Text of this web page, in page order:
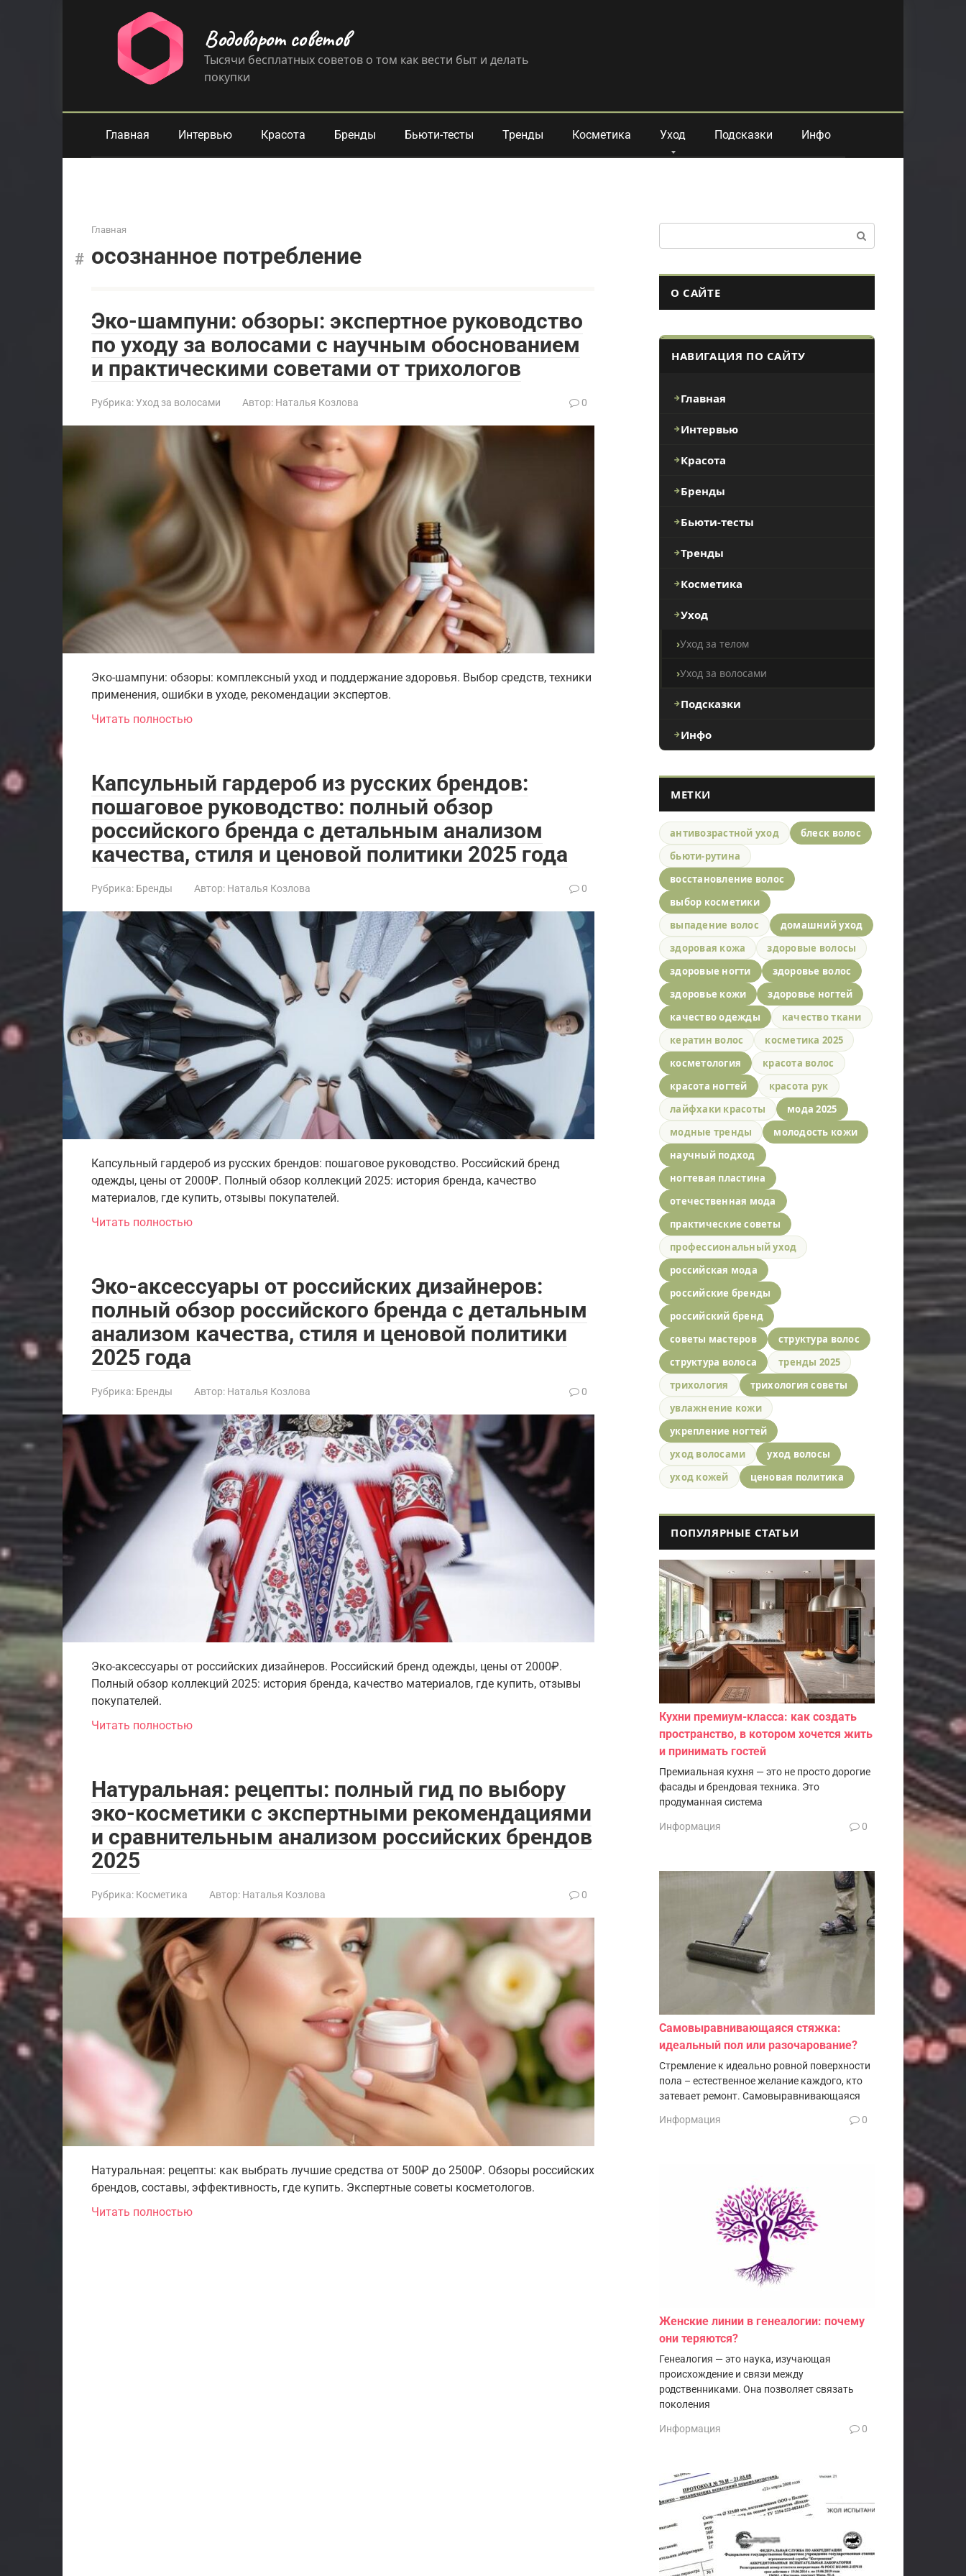
Водоворот советов
Тысячи бесплатных советов о том как вести быт и делать
покупки
Главная Интервью Красота Бренды Бьюти-тесты Тренды Косметика Уход Подсказки Инфо
Главная
осознанное потребление
Эко-шампуни: обзоры: экспертное руководство
по уходу за волосами с научным обоснованием
и практическими советами от трихологов
Рубрика:Уход за волосами Автор: Наталья Козлова 0
Эко-шампуни: обзоры: комплексный уход и поддержание здоровья. Выбор средств, техники
применения, ошибки в уходе, рекомендации экспертов.
Читать полностью
Капсульный гардероб из русских брендов:
пошаговое руководство: полный обзор
российского бренда с детальным анализом
качества, стиля и ценовой политики 2025 года
Рубрика: Бренды Автор: Наталья Козлова 0
Капсульный гардероб из русских брендов: пошаговое руководство. Российский бренд
одежды, цены от 2000₽. Полный обзор коллекций 2025: история бренда, качество
материалов, где купить, отзывы покупателей.
Читать полностью
Эко-аксессуары от российских дизайнеров:
полный обзор российского бренда с детальным
анализом качества, стиля и ценовой политики
2025 года
Рубрика: Бренды Автор: Наталья Козлова 0
Эко-аксессуары от российских дизайнеров. Российский бренд одежды, цены от 2000₽.
Полный обзор коллекций 2025: история бренда, качество материалов, где купить, отзывы
покупателей.
Читать полностью
Натуральная: рецепты: полный гид по выбору
эко-косметики с экспертными рекомендациями
и сравнительным анализом российских брендов
2025
Рубрика: Косметика Автор: Наталья Козлова 0
Натуральная: рецепты: как выбрать лучшие средства от 500₽ до 2500₽. Обзоры российских
брендов, составы, эффективность, где купить. Экспертные советы косметологов.
Читать полностью
О САЙТЕ
НАВИГАЦИЯ ПО САЙТУ
Главная
Интервью
Красота
Бренды
Бьюти-тесты
Тренды
Косметика
Уход
Уход за телом
Уход за волосами
Подсказки
Инфо
МЕТКИ
антивозрастной уход
блеск волос
бьюти-рутина
восстановление волос
выбор косметики
выпадение волос
домашний уход
здоровая кожа
здоровые волосы
здоровые ногти
здоровье волос
здоровье кожи
здоровье ногтей
качество одежды
качество ткани
кератин волос
косметика 2025
косметология
красота волос
красота ногтей
красота рук
лайфхаки красоты
мода 2025
модные тренды
молодость кожи
научный подход
ногтевая пластина
отечественная мода
практические советы
профессиональный уход
российская мода
российские бренды
российский бренд
советы мастеров
структура волос
структура волоса
тренды 2025
трихология
трихология советы
увлажнение кожи
укрепление ногтей
уход волосами
уход волосы
уход кожей
ценовая политика
ПОПУЛЯРНЫЕ СТАТЬИ
Кухни премиум-класса: как создать
пространство, в котором хочется жить
и принимать гостей
Премиальная кухня — это не просто дорогие
фасады и брендовая техника. Это
продуманная система
Информация 0
Самовыравнивающаяся стяжка:
идеальный пол или разочарование?
Стремление к идеально ровной поверхности
пола – естественное желание каждого, кто
затевает ремонт. Самовыравнивающаяся
Информация 0
Женские линии в генеалогии: почему
они теряются?
Генеалогия — это наука, изучающая
происхождение и связи между
родственниками. Она позволяет связать
поколения
Информация 0